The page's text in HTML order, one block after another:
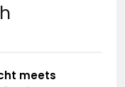
meets